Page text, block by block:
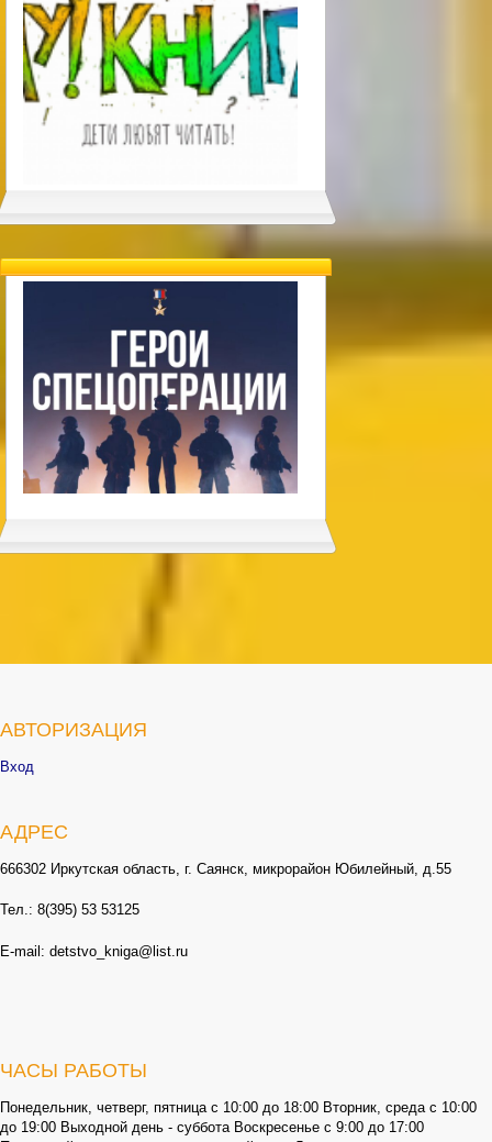
АВТОРИЗАЦИЯ
Вход
АДРЕС
666302 Иркутская область, г. Саянск, микрорайон Юбилейный, д.55
Тел.: 8(395) 53 53125
E-mail: detstvo_kniga@list.ru
ЧАСЫ РАБОТЫ
Понедельник, четверг, пятница с 10:00 до 18:00 Вторник, среда с 10:00
до 19:00 Выходной день - суббота Воскресенье с 9:00 до 17:00